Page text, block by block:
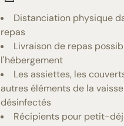
Distanciation physique
repas
Livraison de repas
l'hébergement
Les assiettes, les
autres éléments de la
désinfectés
Récipients pour petit-